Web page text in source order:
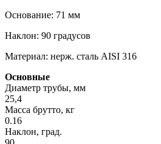
Основание: 71 мм
Наклон: 90 градусов
Материал: нерж. сталь AISI 316
Основные
Диаметр трубы, мм
25,4
Масса брутто, кг
0.16
Наклон, град.